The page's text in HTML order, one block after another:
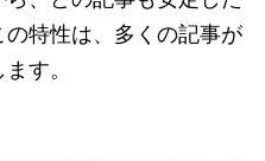
特性は、多くの記事が
す。